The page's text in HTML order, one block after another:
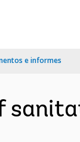
e informes